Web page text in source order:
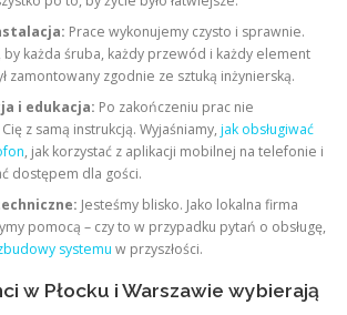
Prace wykonujemy czysto i sprawnie.
by każda śruba, każdy przewód i każdy element
zamontowany zgodnie ze sztuką inżynierską.
i edukacja: Po zakończeniu prac nie
z samą instrukcją. Wyjaśniamy, jak obsługiwać
, jak korzystać z aplikacji mobilnej na telefonie i
dostępem dla gości.
Jesteśmy blisko. Jako lokalna firma
pomocą – czy to w przypadku pytań o obsługę,
systemu w przyszłości.
w Płocku i Warszawie wybierają